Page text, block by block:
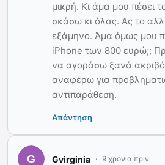
μικρή. Κι άμα μου πέσει
σκάσω κι όλας. Ας το
εξάμηνο. Άμα όμως μου
iPhone των 800 ευρώ;;
να αγοράσω ξανά ακριβό
αναφέρω για
αντιπαράθεση.
Απάντηση
Gvirginia 9 χρόνια πριν